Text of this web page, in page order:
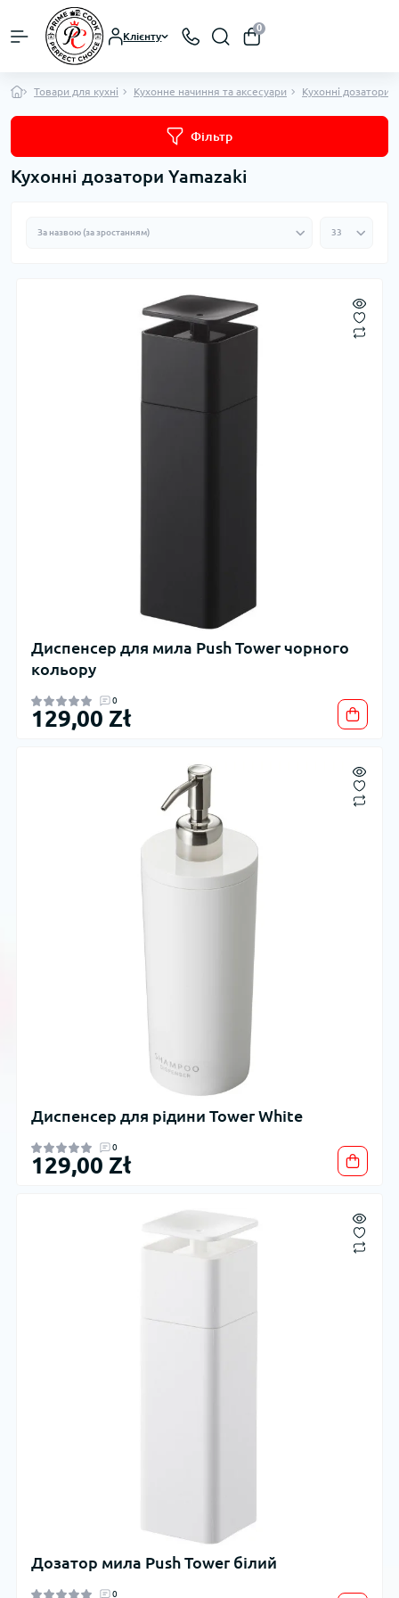
Клієнту
0
Товари для кухні Кухонне начиння та аксесуари Кухонні дозатори
Фільтр
Кухонні дозатори Yamazaki
Диспенсер для мила Push Tower чорного
кольору
0
129,00 Zł
Диспенсер для рідини Tower White
0
129,00 Zł
Дозатор мила Push Tower білий
0